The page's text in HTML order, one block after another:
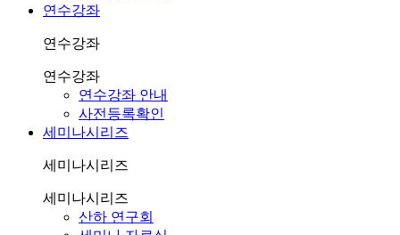
연수강좌
연수강좌
연수강좌
연수강좌 안내
사전등록확인
세미나시리즈
세미나시리즈
세미나시리즈
산하 연구회